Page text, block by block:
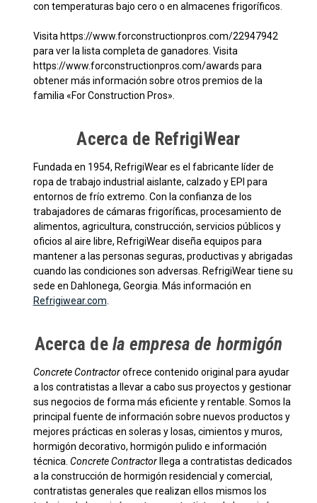
con temperaturas bajo cero o en almacenes frigoríficos.
Visita https://www.forconstructionpros.com/22947942
para ver la lista completa de ganadores. Visita
https://www.forconstructionpros.com/awards para
obtener más información sobre otros premios de la
familia «For Construction Pros».
Acerca de RefrigiWear
Fundada en 1954, RefrigiWear es el fabricante líder de
ropa de trabajo industrial aislante, calzado y EPI para
entornos de frío extremo. Con la confianza de los
trabajadores de cámaras frigoríficas, procesamiento de
alimentos, agricultura, construcción, servicios públicos y
oficios al aire libre, RefrigiWear diseña equipos para
mantener a las personas seguras, productivas y abrigadas
cuando las condiciones son adversas. RefrigiWear tiene su
sede en Dahlonega, Georgia. Más información en
Refrigiwear.com
Acerca de la empresa de hormigón
Concrete Contractorofrece contenido original para ayudar
a los contratistas a llevar a cabo sus proyectos y gestionar
sus negocios de forma más eficiente y rentable. Somos la
principal fuente de información sobre nuevos productos y
mejores prácticas en soleras y losas, cimientos y muros,
hormigón decorativo, hormigón pulido e información
técnica. Concrete Contractorllega a contratistas dedicados
a la construcción de hormigón residencial y comercial,
contratistas generales que realizan ellos mismos los